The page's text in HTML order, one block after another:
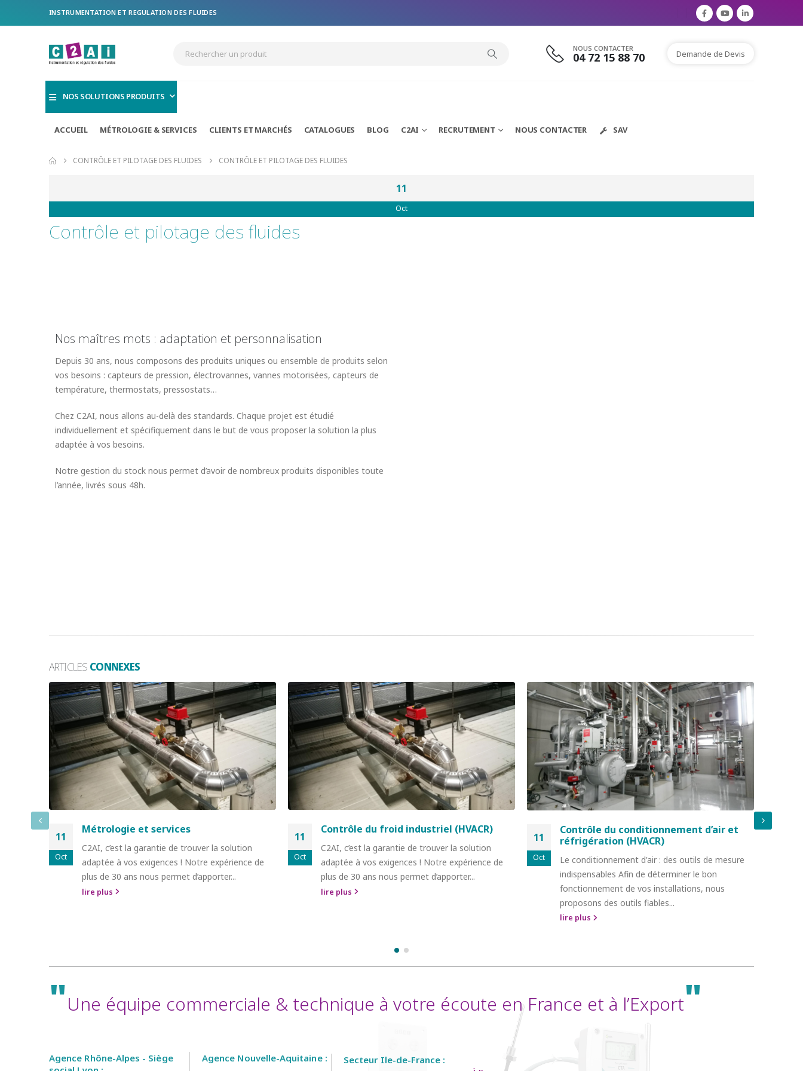
INSTRUMENTATION ET REGULATION DES FLUIDES
NOUS CONTACTER
04 72 15 88 70 Demande de Devis
NOS SOLUTIONS PRODUITS
ACCUEIL MÉTROLOGIE & SERVICES CLIENTS ET MARCHÉS CATALOGUES BLOG C2AI RECRUTEMENT NOUS CONTACTER SAV
CONTRÔLE ET PILOTAGE DES FLUIDES CONTRÔLE ET PILOTAGE DES FLUIDES
11
Oct
Contrôle et pilotage des fluides
Nos maîtres mots : adaptation et personnalisation
Depuis 30 ans, nous composons des produits uniques ou ensemble de produits selon
vos besoins : capteurs de pression, électrovannes, vannes motorisées, capteurs de
température, thermostats, pressostats…
Chez C2AI, nous allons au-delà des standards. Chaque projet est étudié
individuellement et spécifiquement dans le but de vous proposer la solution la plus
adaptée à vos besoins.
Notre gestion du stock nous permet d’avoir de nombreux produits disponibles toute
l’année, livrés sous 48h.
ARTICLES CONNEXES
11
Oct
Métrologie et services
C2AI, c’est la garantie de trouver la solution
adaptée à vos exigences ! Notre expérience de
plus de 30 ans nous permet d’apporter...
lire plus
11
Oct
Contrôle du froid industriel (HVACR)
C2AI, c’est la garantie de trouver la solution
adaptée à vos exigences ! Notre expérience de
plus de 30 ans nous permet d’apporter...
lire plus
11
Oct
Contrôle du conditionnement d’air et
réfrigération (HVACR)
Le conditionnement d'air : des outils de mesure
indispensables Afin de déterminer le bon
fonctionnement de vos installations, nous
proposons des outils fiables...
lire plus
"Une équipe commerciale & technique à votre écoute en France et à l’Export"
Agence Rhône-Alpes - Siège
Agence Nouvelle-Aquitaine : Secteur Ile-de-France :